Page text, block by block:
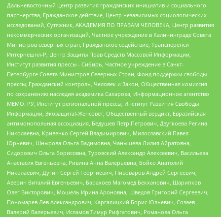
Дальневосточный центр развития гражданских инициатив и социального
партнерства, Гражданское действие, Центр независимых социологических
исследований, Сутяжник, АКАДЕМИЯ ПО ПРАВАМ ЧЕЛОВЕКА, Центр развития
некоммерческих организаций, Частное учреждение в Калининграде Совета
Министров северных стран, Гражданское содействие, Трансперенси
Интернешнл-Р, Центр Защиты Прав Средств Массовой Информации,
Институт развития прессы - Сибирь, Частное учреждение в Санкт-
Петербурге Совета Министров Северных Стран, Фонд поддержки свободы
прессы, Гражданский контроль, Человек и Закон, Общественная комиссия
по сохранению наследия академика Сахарова, Информационное агентство
МЕМО. РУ, Институт региональной прессы, Институт Развития Свободы
Информации, Экозащита!-Женсовет, Общественный вердикт, Евразийская
антимонопольная ассоциация, Бедушев Петр Петрович, Дзугкоева Регина
Николаевна, Кривенко Сергей Владимирович, Милославский Павел
Юрьевич, Шнырова Ольга Вадимовна, Чанышева Лилия Айратовна,
Сидорович Ольга Борисовна, Туровский Александр Алексеевич, Васильева
Анастасия Евгеньевна, Ривина Анна Валерьевна, Бойко Анатолий
Николаевич, Дугин Сергей Георгиевич, Пивоваров Андрей Сергеевич,
Аверин Виталий Евгеньевич, Барахоев Магомед Бекханович, Шарипков
Олег Викторович, Мошель Ирина Ароновна, Шведов Григорий Сергеевич,
Пономарев Лев Александрович, Каргалицкий Борис Юльевич, Созаев
Валерий Валерьевич, Исламов Тимур Рифгатович, Романова Ольга